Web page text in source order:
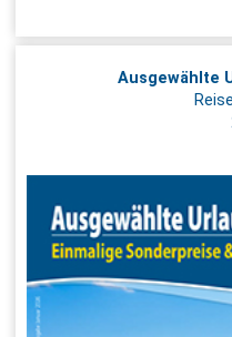
Ausgewählte